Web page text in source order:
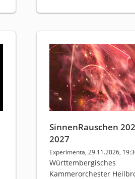
SinnenRauschen
2027
Experimenta, 29.11.2026,
Württembergisches
Kammerorchester